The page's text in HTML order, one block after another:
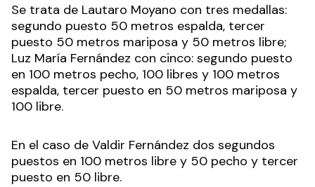
Se trata de Lautaro Moyano con tres medallas:
segundo puesto 50 metros espalda, tercer
puesto 50 metros mariposa y 50 metros libre;
Luz María Fernández con cinco: segundo puesto
en 100 metros pecho, 100 libres y 100 metros
espalda, tercer puesto en 50 metros mariposa y
100 libre.
En el caso de Valdir Fernández dos segundos
puestos en 100 metros libre y 50 pecho y tercer
puesto en 50 libre.